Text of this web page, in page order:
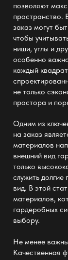
позволяют
пространство.
заказ могут
чтобы
ниши, углы и
особенно
каждый
не только
простора и
Одним из
на заказ
материалов
внешний вид
только
служить
вид. В этой
материалов,
гардеробных
выбору.
Не менее
Качественная